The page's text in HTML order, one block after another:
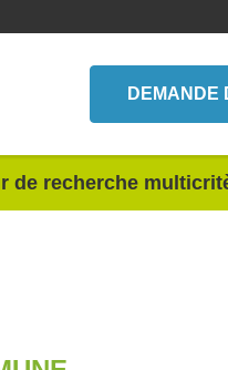
DEMANDE
de recherche